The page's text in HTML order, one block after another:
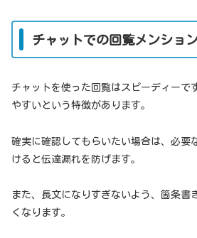
チャットでの回覧メンショ
チャットを使った回覧はスピーディーで
やすいという特徴があります。
確実に確認してもらいたい場合は、必要
けると伝達漏れを防げます。
また、長文になりすぎないよう、箇条書
くなります。